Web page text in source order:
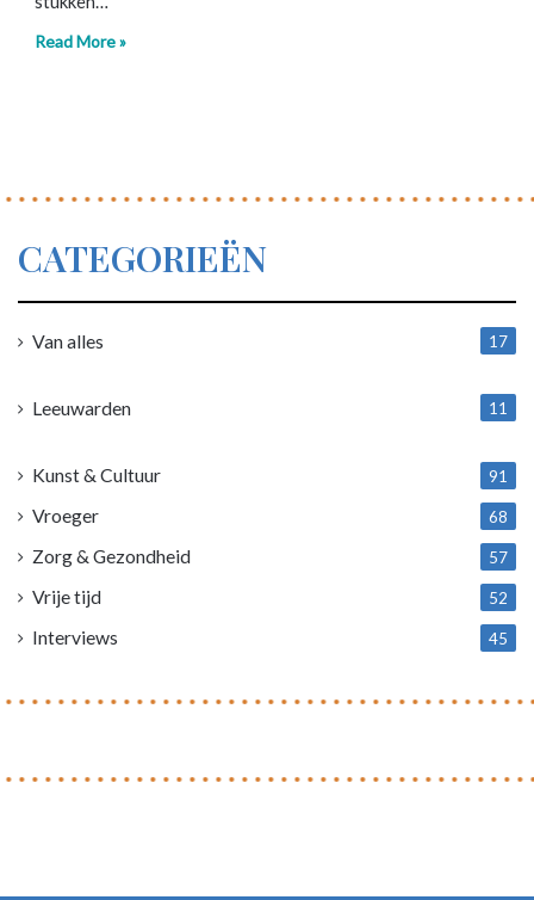
Read More »
CATEGORIEËN
Van alles
17
Leeuwarden
11
Kunst & Cultuur 91
Vroeger 68
Zorg & Gezondheid 57
Vrije tijd 52
Interviews 45